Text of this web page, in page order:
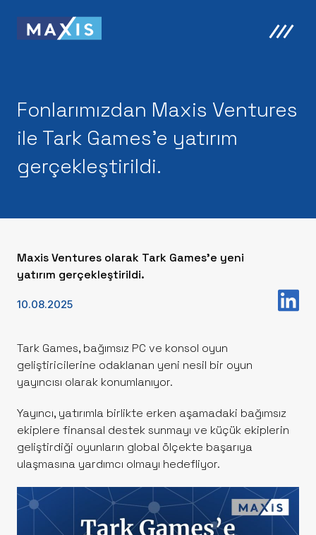
Fonlarımızdan Maxis Ventures
ile Tark Games'e yatırım
gerçekleştirildi.
Maxis Ventures olarak Tark Games'e yeni
yatırım gerçekleştirildi.
10.08.2025
Tark Games, bağımsız PC ve konsol oyun
geliştiricilerine odaklanan yeni nesil bir oyun
yayıncısı olarak konumlanıyor.
Yayıncı, yatırımla birlikte erken aşamadaki bağımsız
ekiplere finansal destek sunmayı ve küçük ekiplerin
geliştirdiği oyunların global ölçekte başarıya
ulaşmasına yardımcı olmayı hedefliyor.